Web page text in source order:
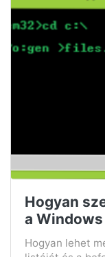
Hogyan
a
Hogyan lehet